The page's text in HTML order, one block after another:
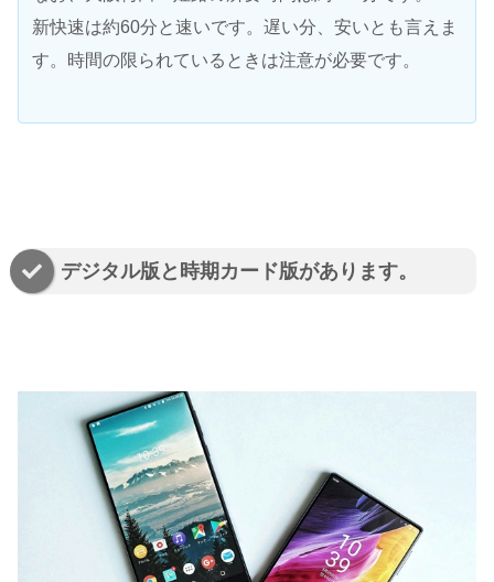
新快速は約60分と速いです。遅い分、安いとも言えま
す。時間の限られているときは注意が必要です。
デジタル版と時期カード版があります。